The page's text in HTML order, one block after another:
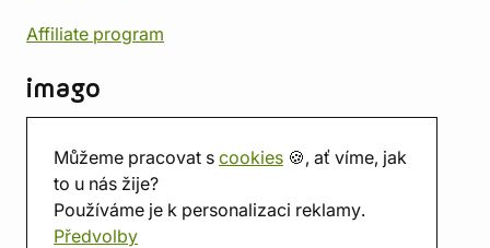
Můžeme pracovat s cookies 🍪, ať víme, jak
to u nás žije?
Používáme je k personalizaci reklamy.
Předvolby
Affiliate program
imago
Prodejna
Herna
O nás
Hodnocení obchodu